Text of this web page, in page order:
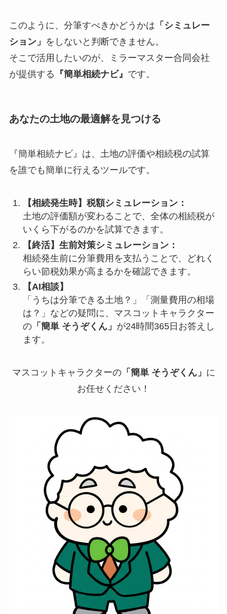
このように、分筆すべきかどうかは 「シミュレー
ション」 をしないと判断できません。
そこで活用したいのが、ミラーマスター合同会社
が提供する 『簡単相続ナビ』 です。
あなたの土地の最適解を見つける
『簡単相続ナビ』は、土地の評価や相続税の試算
を誰でも簡単に行えるツールです。
【相続発生時】税額シミュレーション：
土地の評価額が変わることで、全体の相続税が
いくら下がるのかを試算できます。
【終活】生前対策シミュレーション：
相続発生前に分筆費用を支払うことで、どれく
らい節税効果が高まるかを確認できます。
【AI相談】
「うちは分筆できる土地？」「測量費用の相場
は？」などの疑問に、マスコットキャラクター
の「簡単 そうぞくん」 が24時間365日お答えし
ます。
マスコットキャラクターの「簡単 そうぞくん」 に
お任せください！